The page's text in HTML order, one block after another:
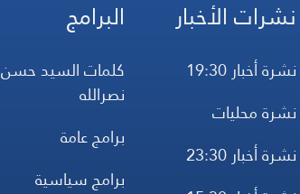
نشرات الأخبار
نشرة أخبار 19:30
نشرة محليات
نشرة أخبار 23:30
البرامج
كلمات السيد حسن
نصرالله
برامج عامة
برامج سياسية